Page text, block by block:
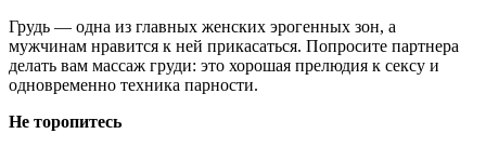
Грудь — одна из главных женских эрогенных зон, а
мужчинам нравится к ней прикасаться. Попросите партнера
делать вам массаж груди: это хорошая прелюдия к сексу и
одновременно техника парности.
Не торопитесь